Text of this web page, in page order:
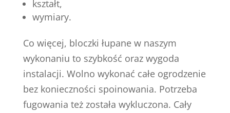
kształt,
wymiary.
Co więcej, bloczki łupane w naszym
wykonaniu to szybkość oraz wygoda
instalacji. Wolno wykonać całe ogrodzenie
bez konieczności spoinowania. Potrzeba
fugowania też została wykluczona. Cały